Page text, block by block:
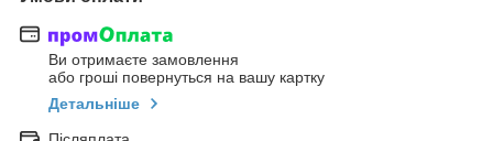
Ви отримаєте замовлення
або гроші повернуться на вашу картку
Детальніше